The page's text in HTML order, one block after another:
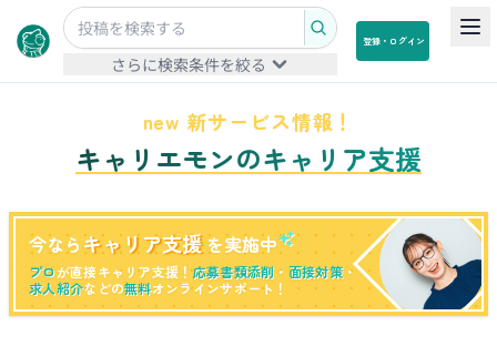
さらに検索条件を絞る
登録・ログイン
new 新サービス情報！
キャリエモンのキャリア支援
今なら キャリア支援 を実施中
プロが直接キャリア支援！応募書類添削 ・ 面接対策・
求人紹介などの無料オンラインサポート！